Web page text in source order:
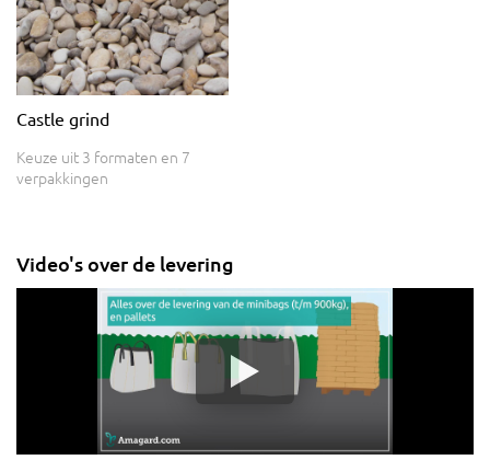
Castle grind
Keuze uit 3 formaten en 7
verpakkingen
Video's over de levering